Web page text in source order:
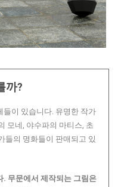
까?
이 있습니다. 유명한 작가
모네, 야수파의 마티스, 초
들의 명화들이 판매되고 있
. 무문에서 제작되는 그림은